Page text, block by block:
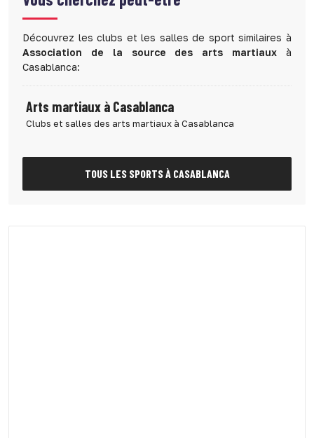
Découvrez les clubs et les salles de sport similaires à
Association de la source des arts martiaux à
Casablanca:
Arts martiaux à Casablanca
Clubs et salles des arts martiaux à Casablanca
TOUS LES SPORTS À CASABLANCA